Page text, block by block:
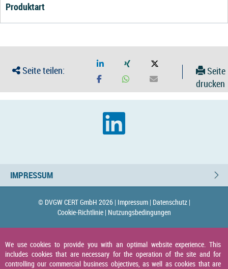
Produktart
Seite teilen:
Seite
drucken
IMPRESSUM
© DVGW CERT GmbH 2026 | Impressum | Datenschutz |
Cookie-Richtlinie | Nutzungsbedingungen
We use cookies to provide you with an optimal website experience. This
includes cookies that are necessary for the operation of the site and for
controlling our commercial business objectives, as well as cookies that are